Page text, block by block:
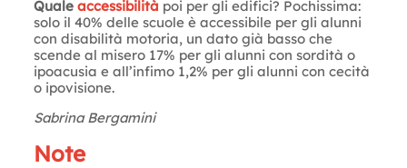
Quale accessibilità poi per gli edifici? Pochissima:
solo il 40% delle scuole è accessibile per gli alunni
con disabilità motoria, un dato già basso che
scende al misero 17% per gli alunni con sordità o
ipoacusia e all’infimo 1,2% per gli alunni con cecità
o ipovisione.
Sabrina Bergamini
Note